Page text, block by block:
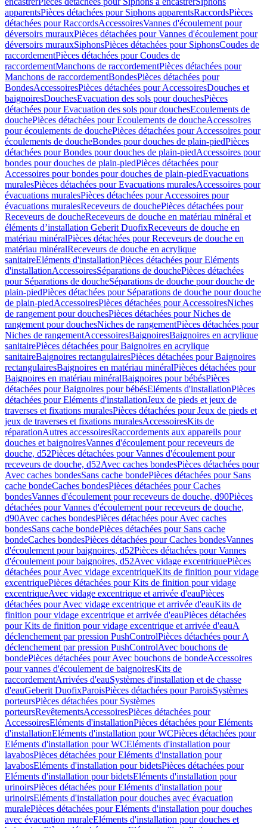
apparentsPièces détachées pour Siphons apparentsRaccordsPièces
détachées pour RaccordsAccessoiresVannes d'écoulement pour
déversoirs murauxPièces détachées pour Vannes d'écoulement pour
déversoirs murauxSiphonsPièces détachées pour SiphonsCoudes de
raccordementPièces détachées pour Coudes de
raccordementManchons de raccordementPièces détachées pour
Manchons de raccordementBondesPièces détachées pour
BondesAccessoiresPièces détachées pour AccessoiresDouches et
baignoiresDouchesEvacuation des sols pour douchesPièces
détachées pour Evacuation des sols pour douchesEcoulements de
douchePièces détachées pour Ecoulements de doucheAccessoires
pour écoulements de douchePièces détachées pour Accessoires pour
écoulements de doucheBondes pour douches de plain-piedPièces
détachées pour Bondes pour douches de plain-piedAccessoires pour
bondes pour douches de plain-piedPièces détachées pour
Accessoires pour bondes pour douches de plain-piedEvacuations
muralesPièces détachées pour Evacuations muralesAccessoires pour
évacuations muralesPièces détachées pour Accessoires pour
évacuations muralesReceveurs de douchePièces détachées pour
Receveurs de doucheReceveurs de douche en matériau minéral et
éléments d’installation Geberit DuofixReceveurs de douche en
matériau minéralPièces détachées pour Receveurs de douche en
matériau minéralReceveurs de douche en acrylique
sanitaireEléments d'installationPièces détachées pour Eléments
d'installationAccessoiresSéparations de douchePièces détachées
pour Séparations de doucheSéparations de douche pour douche de
plain-piedPièces détachées pour Séparations de douche pour douche
de plain-piedAccessoiresPièces détachées pour AccessoiresNiches
de rangement pour douchesPièces détachées pour Niches de
rangement pour douchesNiches de rangementPièces détachées pour
Niches de rangementAccessoiresBaignoiresBaignoires en acrylique
sanitairePièces détachées pour Baignoires en acrylique
sanitaireBaignoires rectangulairesPièces détachées pour Baignoires
rectangulairesBaignoires en matériau minéralPièces détachées pour
Baignoires en matériau minéralBaignoires pour bébésPièces
détachées pour Baignoires pour bébésEléments d'installationPièces
détachées pour Eléments d'installationJeux de pieds et jeux de
traverses et fixations muralesPièces détachées pour Jeux de pieds et
jeux de traverses et fixations muralesAccessoiresKits de
réparationAutres accessoiresRaccordements aux appareils pour
douches et baignoiresVannes d'écoulement pour receveurs de
douche, d52Pièces détachées pour Vannes d'écoulement pour
receveurs de douche, d52Avec caches bondesPièces détachées pour
Avec caches bondesSans cache bondePièces détachées pour Sans
cache bondeCaches bondesPièces détachées pour Caches
bondesVannes d'écoulement pour receveurs de douche, d90Pièces
détachées pour Vannes d'écoulement pour receveurs de douche,
d90Avec caches bondesPièces détachées pour Avec caches
bondesSans cache bondePièces détachées pour Sans cache
bondeCaches bondesPièces détachées pour Caches bondesVannes
d'écoulement pour baignoires, d52Pièces détachées pour Vannes
d'écoulement pour baignoires, d52Avec vidage excentriquePièces
détachées pour Avec vidage excentriqueKits de finition pour vidage
excentriquePièces détachées pour Kits de finition pour vidage
excentriqueAvec vidage excentrique et arrivée d'eauPièces
détachées pour Avec vidage excentrique et arrivée d'eauKits de
finition pour vidage excentrique et arrivée d'eauPièces détachées
pour Kits de finition pour vidage excentrique et arrivée d'eauA
déclenchement par pression PushControlPièces détachées pour A
déclenchement par pression PushControlAvec bouchons de
bondePièces détachées pour Avec bouchons de bondeAccessoires
pour vannes d'écoulement de baignoiresKits de
raccordementArrivées d'eauSystèmes d'installation et de chasse
d'eauGeberit DuofixParoisPièces détachées pour ParoisSystèmes
porteursPièces détachées pour Systèmes
porteursRevêtementsAccessoiresPièces détachées pour
AccessoiresEléments d'installationPièces détachées pour Eléments
d'installationEléments d'installation pour WCPièces détachées pour
Eléments d'installation pour WCEléments d'installation pour
lavabosPièces détachées pour Eléments d'installation pour
lavabosEléments d'installation pour bidetsPièces détachées pour
Eléments d'installation pour bidetsEléments d'installation pour
urinoirsPièces détachées pour Eléments d'installation pour
urinoirsEléments d'installation pour douches avec évacuation
muralePièces détachées pour Eléments d'installation pour douches
avec évacuation muraleEléments d'installation pour douches et